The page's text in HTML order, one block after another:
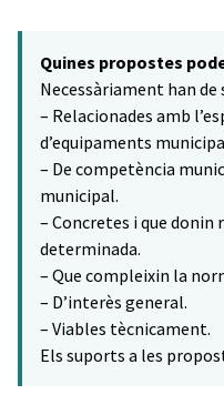
−
Quines propostes
Necessàriament han de
– Relacionades amb
d’equipaments
– De competència
municipal.
– Concretes i que
determinada.
– Que compleixin la
– D’interès general.
– Viables tècnicament.
Els suports a les